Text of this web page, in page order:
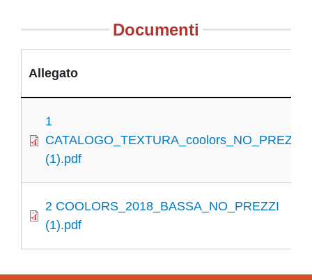
Documenti
Allegato
1
CATALOGO_TEXTURA_coolors_NO_PREZZO
(1).pdf
2 COOLORS_2018_BASSA_NO_PREZZI
(1).pdf